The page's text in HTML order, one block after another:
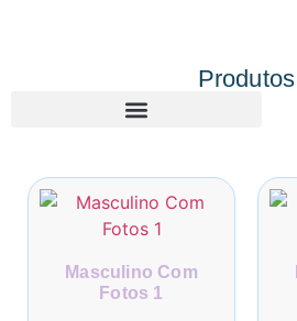
Produtos
Masculino Com
Fotos 1